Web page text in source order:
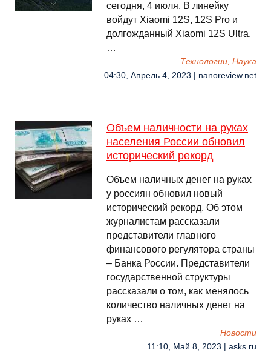
сегодня, 4 июля. В линейку
войдут Xiaomi 12S, 12S Pro и
долгожданный Xiaomi 12S Ultra.
…
Технологии, Наука
04:30, Апрель 4, 2023 | nanoreview.net
Объем наличности на руках
населения России обновил
исторический рекорд
Объем наличных денег на руках
у россиян обновил новый
исторический рекорд. Об этом
журналистам рассказали
представители главного
финансового регулятора страны
– Банка России. Представители
государственной структуры
рассказали о том, как менялось
количество наличных денег на
руках …
Новости
11:10, Май 8, 2023 | asks.ru